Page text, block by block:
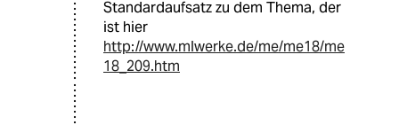
Standardaufsatz zu dem Thema, der
ist hier
http://www.mlwerke.de/me/me18/me
18_209.htm